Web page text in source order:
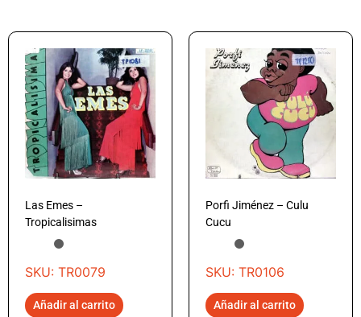
Las Emes –
Tropicalisimas
SKU: TR0079
Añadir al carrito
Porfi Jiménez – Culu
Cucu
SKU: TR0106
Añadir al carrito